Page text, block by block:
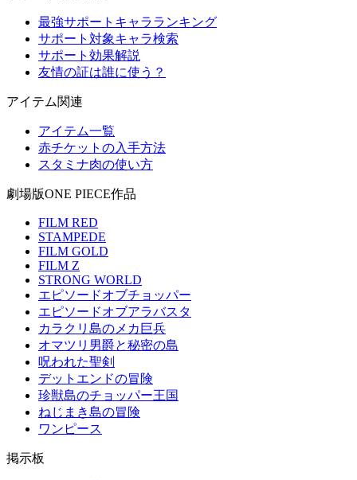
最強サポートキャラランキング
サポート対象キャラ検索
サポート効果解説
友情の証は誰に使う？
アイテム関連
アイテム一覧
赤チケットの入手方法
スタミナ肉の使い方
劇場版ONE PIECE作品
FILM RED
STAMPEDE
FILM GOLD
FILM Z
STRONG WORLD
エピソードオブチョッパー
エピソードオブアラバスタ
カラクリ島のメカ巨兵
オマツリ男爵と秘密の島
呪われた聖剣
デットエンドの冒険
珍獣島のチョッパー王国
ねじまき島の冒険
ワンピース
掲示板